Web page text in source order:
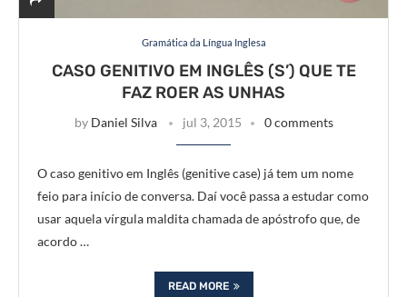
Gramática da Língua Inglesa
CASO GENITIVO EM INGLÊS (S’) QUE TE
FAZ ROER AS UNHAS
by Daniel Silva jul 3, 2015 0 comments
O caso genitivo em Inglês (genitive case) já tem um nome
feio para início de conversa. Daí você passa a estudar como
usar aquela vírgula maldita chamada de apóstrofo que, de
acordo …
READ MORE